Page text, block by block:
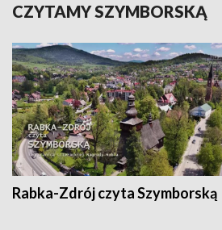
CZYTAMY SZYMBORSKĄ
Rabka-Zdrój czyta Szymborską